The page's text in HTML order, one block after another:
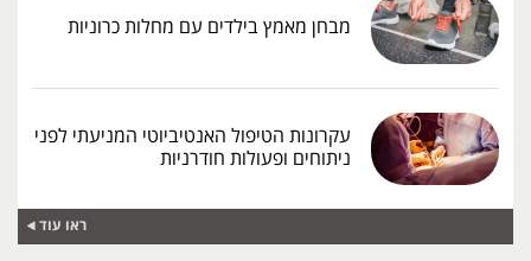
מבחן מאמץ בילדים עם מחלות כרוניות
עקרונות הטיפול האנטיביוטי המניעתי לפני
ניתוחים ופעולות חודרניות
ראו עוד